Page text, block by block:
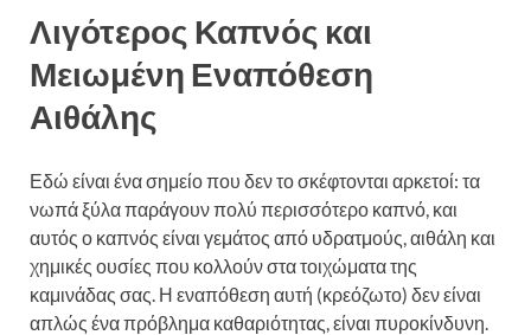
Λιγότερος Καπνός και
Μειωμένη Εναπόθεση
Αιθάλης
Εδώ είναι ένα σημείο που δεν το σκέφτονται αρκετοί: τα
νωπά ξύλα παράγουν πολύ περισσότερο καπνό, και
αυτός ο καπνός είναι γεμάτος από υδρατμούς, αιθάλη και
χημικές ουσίες που κολλούν στα τοιχώματα της
καμινάδας σας. Η εναπόθεση αυτή (κρεόζωτο) δεν είναι
απλώς ένα πρόβλημα καθαριότητας, είναι πυροκίνδυνη.